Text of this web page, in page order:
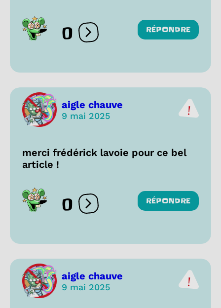
0 Ouvrir les réactions
RÉPONDRE
aigle chauve
9 mai 2025
merci frédérick lavoie pour ce bel
article !
0 Ouvrir les réactions
RÉPONDRE
aigle chauve
9 mai 2025